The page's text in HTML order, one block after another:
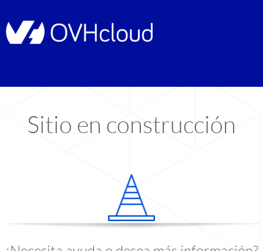
Sitio en construcción